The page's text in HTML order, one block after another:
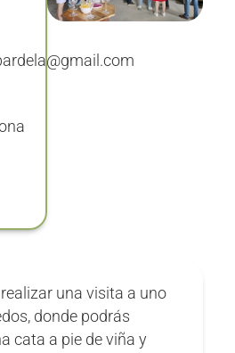
una visita a uno
donde podrás
cata a pie de viña y